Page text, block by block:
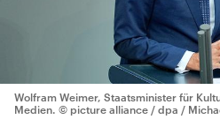
Wolfram Weimer, Staatsminister für
Medien. © picture alliance / dpa /